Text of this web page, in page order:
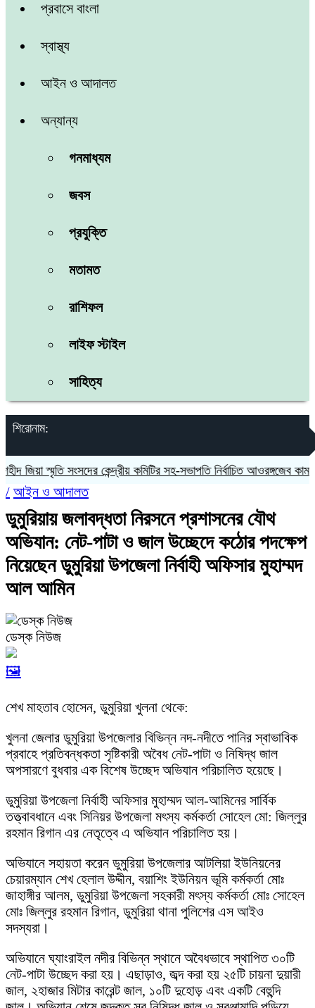
প্রবাসে বাংলা
স্বাস্থ্য
আইন ও আদালত
অন্যান্য
গনমাধ্যম
জবস
প্রযুক্তি
মতামত
রাশিফল
লাইফ স্টাইল
সাহিত্য
শিরোনাম:
স্মৃতি সংসদের কেন্দ্রীয় কমিটির সহ-সভাপতি নির্বাচিত আওরঙ্গজেব কামাল
/ আইন ও আদালত
ডুমুরিয়ায় জলাবদ্ধতা নিরসনে প্রশাসনের যৌথ
অভিযান: নেট-পাটা ও জাল উচ্ছেদে কঠোর পদক্ষেপ
নিয়েছেন ডুমুরিয়া উপজেলা নির্বাহী অফিসার মুহাম্মদ
আল আমিন
ডেস্ক নিউজ
🖼️
শেখ মাহতাব হোসেন, ডুমুরিয়া খুলনা থেকে:
খুলনা জেলার ডুমুরিয়া উপজেলার বিভিন্ন নদ-নদীতে পানির স্বাভাবিক
প্রবাহে প্রতিবন্ধকতা সৃষ্টিকারী অবৈধ নেট-পাটা ও নিষিদ্ধ জাল
অপসারণে বুধবার এক বিশেষ উচ্ছেদ অভিযান পরিচালিত হয়েছে।
ডুমুরিয়া উপজেলা নির্বাহী অফিসার মুহাম্মদ আল-আমিনের সার্বিক
তত্ত্বাবধানে এবং সিনিয়র উপজেলা মৎস্য কর্মকর্তা সোহেল মো: জিল্লুর
রহমান রিগান এর নেতৃত্বে এ অভিযান পরিচালিত হয়।
অভিযানে সহায়তা করেন ডুমুরিয়া উপজেলার আটলিয়া ইউনিয়নের
চেয়ারম্যান শেখ হেলাল উদ্দীন, বয়াশিং ইউনিয়ন ভূমি কর্মকর্তা মোঃ
জাহাঙ্গীর আলম, ডুমুরিয়া উপজেলা সহকারী মৎস্য কর্মকর্তা মোঃ সোহেল
মোঃ জিল্লুর রহমান রিগান, ডুমুরিয়া থানা পুলিশের এস আইও
সদস্যরা।
অভিযানে ঘ্যাংরাইল নদীর বিভিন্ন স্থানে অবৈধভাবে স্থাপিত ৩০টি
নেট-পাটা উচ্ছেদ করা হয়। এছাড়াও, জব্দ করা হয় ২৫টি চায়না দুয়ারী
জাল, ২হাজার‌ মিটার কারেন্ট জাল, ১০টি দুহোড় এবং একটি বেহুন্দি